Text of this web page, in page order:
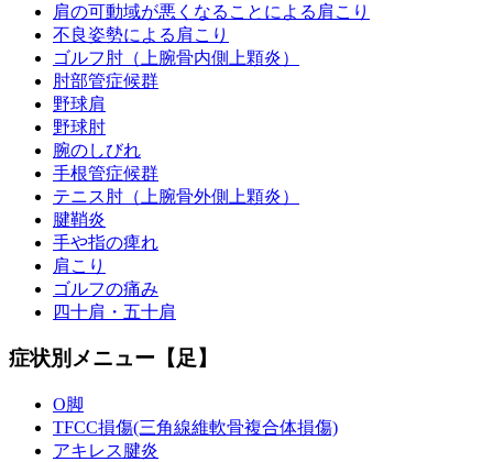
肩の可動域が悪くなることによる肩こり
不良姿勢による肩こり
ゴルフ肘（上腕骨内側上顆炎）
肘部管症候群
野球肩
野球肘
腕のしびれ
手根管症候群
テニス肘（上腕骨外側上顆炎）
腱鞘炎
手や指の痺れ
肩こり
ゴルフの痛み
四十肩・五十肩
症状別メニュー【足】
O脚
TFCC損傷(三角線維軟骨複合体損傷)
アキレス腱炎